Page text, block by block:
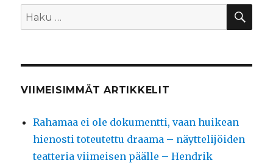
Etsi:
VIIMEISIMMÄT ARTIKKELIT
Rahamaa ei ole dokumentti, vaan huikean
hienosti toteutettu draama – näyttelijöiden
teatteria viimeisen päälle – Hendrik